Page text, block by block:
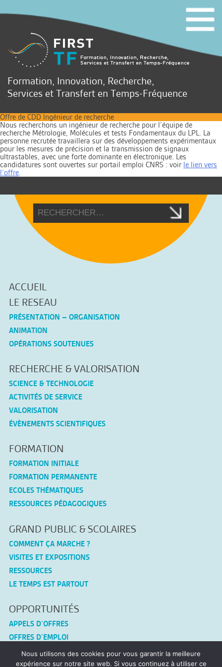
Formation, Innovation, Recherche,
Services et Transfert en Temps-Fréquence
Offre de CDD Ingénieur de recherche
Nous recherchons un ingénieur de recherche pour l’équipe de
recherche Métrologie, Molécules et tests Fondamentaux du LPL. La
personne recrutée travaillera sur des développements expérimentaux
pour les mesures de précision et la transmission de signaux
ultrastables, avec une forte dominante en électronique. Les
candidatures sont ouvertes sur portail emploi CNRS : voir le lien vers
l’offre.
ACCUEIL
LE RESEAU
PRÉSENTATION – ORGANISATION
ANIMATION
OPÉRATIONS SOUTENUES
RECHERCHE & VALORISATION
SCIENCE & TECHNOLOGIE
ACTIVITÉS DE SERVICE
VALORISATION
ÉVÈNEMENTS SCIENTIFIQUES
FORMATION
FORMATION INITIALE
FORMATION PERMANENTE
ECOLES THÉMATIQUES
RESSOURCES PÉDAGOGIQUES
GRAND PUBLIC & SCOLAIRES
COMMENT ÇA MARCHE ?
VISITES ET EXPOSITIONS
RESSOURCES
LE TEMPS EST PARTOUT
OPPORTUNITÉS
APPELS D’OFFRES
OFFRES D’EMPLOI
CONNEX-TF
Nous utilisons des cookies pour vous garantir la meilleure
expérience sur notre site web. Si vous continuez à utiliser ce